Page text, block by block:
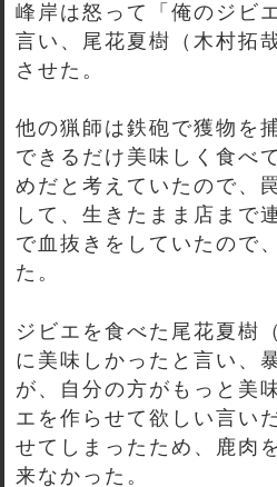
峰岸は怒って「俺のジビ
言い、尾花夏樹（木村拓
させた。
他の猟師は鉄砲で獲物を
できるだけ美味しく食べ
めだと考えていたので、
して、生きたまま店まで
で血抜きをしていたので
た。
ジビエを食べた尾花夏樹
に美味しかったと言い、
が、自分の方がもっと美
エを作らせて欲しい言い
せてしまったため、鹿肉
来なかった。